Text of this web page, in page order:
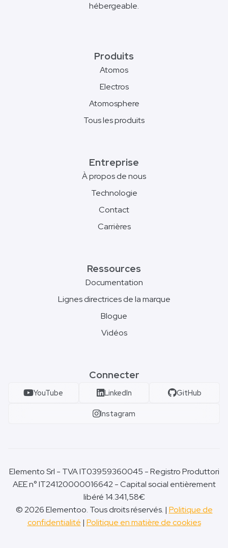
hébergeable.
Produits
Atomos
Electros
Atomosphere
Tous les produits
Entreprise
À propos de nous
Technologie
Contact
Carrières
Ressources
Documentation
Lignes directrices de la marque
Blogue
Vidéos
Connecter
YouTube LinkedIn GitHub
Instagram
Elemento Srl - TVA IT03959360045 - Registro Produttori
AEE n° IT24120000016642 - Capital social entièrement
libéré 14.341,58€
© 2026 Elementoo. Tous droits réservés. | Politique de
confidentialité | Politique en matière de cookies